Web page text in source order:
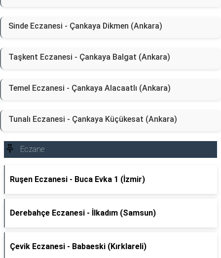
Sinde Eczanesi - Çankaya Dikmen (Ankara)
Taşkent Eczanesi - Çankaya Balgat (Ankara)
Temel Eczanesi - Çankaya Alacaatlı (Ankara)
Tunalı Eczanesi - Çankaya Küçükesat (Ankara)
Eczane
Ruşen Eczanesi - Buca Evka 1 (İzmir)
Derebahçe Eczanesi - İlkadım (Samsun)
Çevik Eczanesi - Babaeski (Kırklareli)